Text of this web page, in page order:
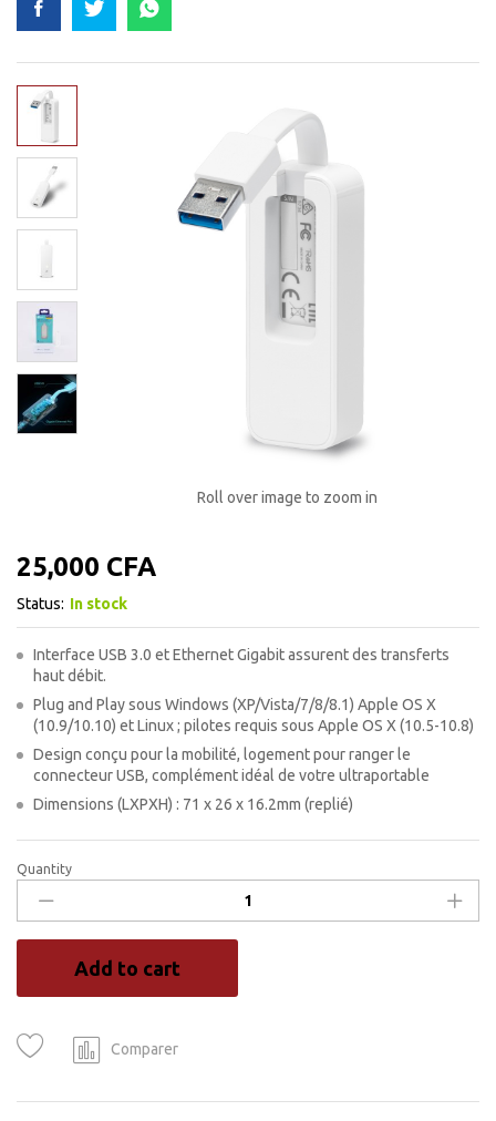
Roll over image to zoom in
25,000 CFA
Status: In stock
Interface USB 3.0 et Ethernet Gigabit assurent des transferts
haut débit.
Plug and Play sous Windows (XP/Vista/7/8/8.1) Apple OS X
(10.9/10.10) et Linux ; pilotes requis sous Apple OS X (10.5-10.8)
Design conçu pour la mobilité, logement pour ranger le
connecteur USB, complément idéal de votre ultraportable
Dimensions (LXPXH) : 71 x 26 x 16.2mm (replié)
TP-
LINK
UE300
Adaptateur
USB
Gigabit
Ethernet
Quantity
Add to cart
Comparer